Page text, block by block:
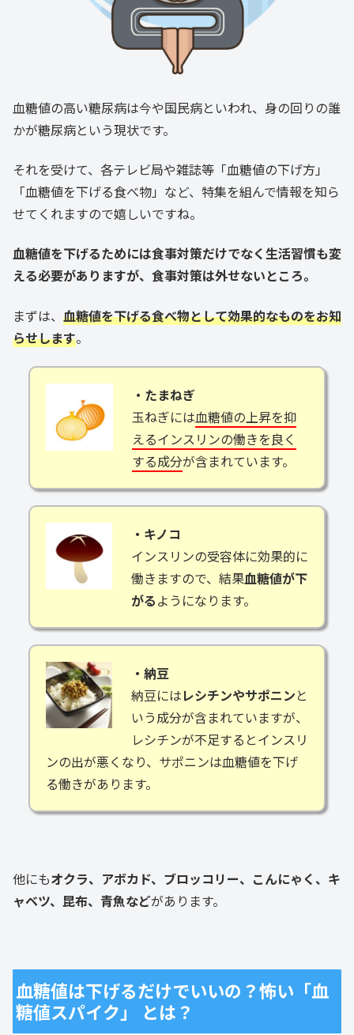
血糖値の高い糖尿病は今や国民病といわれ、身の回りの誰
かが糖尿病という現状です。
それを受けて、各テレビ局や雑誌等「血糖値の下げ方」
「血糖値を下げる食べ物」など、特集を組んで情報を知ら
せてくれますので嬉しいですね。
血糖値を下げるためには食事対策だけでなく生活習慣も変
える必要がありますが、食事対策は外せないところ。
まずは、 血糖値を下げる食べ物として効果的なものをお知
らせします。
・たまねぎ
玉ねぎには血糖値の上昇を抑
えるインスリンの働きを良く
する成分が含まれています。
・キノコ
インスリンの受容体に効果的に
働きますので、結果血糖値が下
がるようになります。
・納豆
納豆にはレシチンやサポニンと
いう成分が含まれていますが、
レシチンが不足するとインスリ
ンの出が悪くなり、サポニンは血糖値を下げ
る働きがあります。
他にもオクラ、アボカド、ブロッコリー、こんにゃく、キ
ャベツ、昆布、青魚などがあります。
血糖値は下げるだけでいいの？怖い「血
糖値スパイク」 とは？